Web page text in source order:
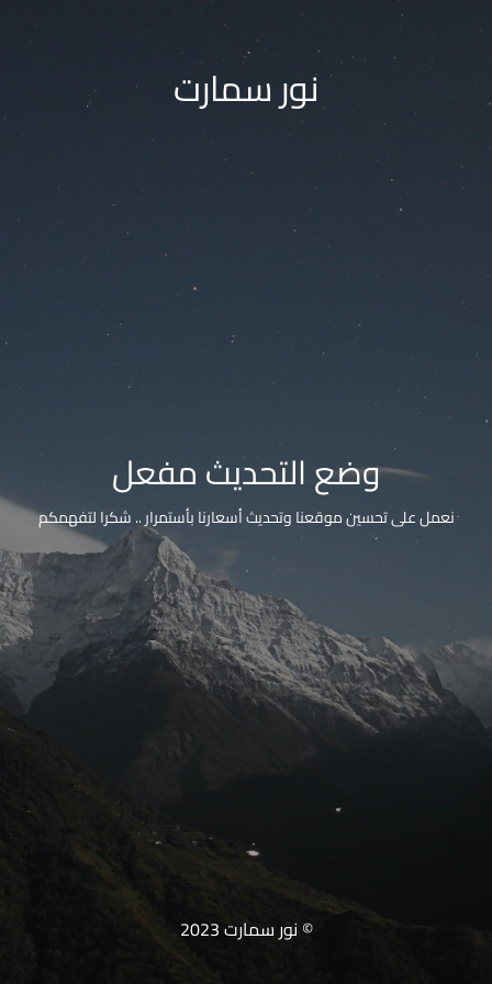
نور سمارت
وضع التحديث مفعل
نعمل على تحسين موقعنا وتحديث أسعارنا بأستمرار .. شكرا لتفهمكم
© نور سمارت 2023